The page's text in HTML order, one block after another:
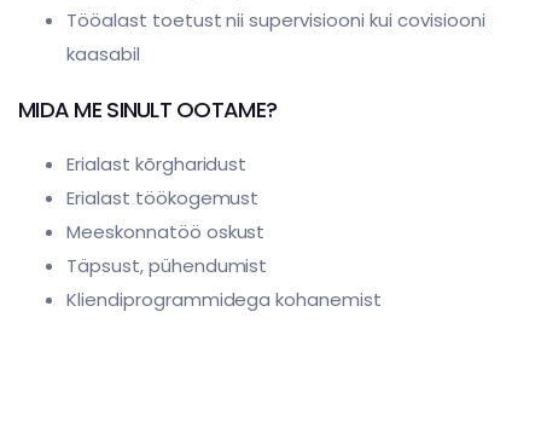
Tööalast toetust nii supervisiooni kui covisiooni
kaasabil
MIDA ME SINULT OOTAME?
Erialast kõrgharidust
Erialast töökogemust
Meeskonnatöö oskust
Täpsust, pühendumist
Kliendiprogrammidega kohanemist